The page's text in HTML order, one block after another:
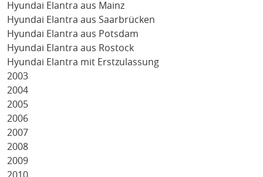
Hyundai Elantra aus Mainz
Hyundai Elantra aus Saarbrücken
Hyundai Elantra aus Potsdam
Hyundai Elantra aus Rostock
Hyundai Elantra mit Erstzulassung
2003
2004
2005
2006
2007
2008
2009